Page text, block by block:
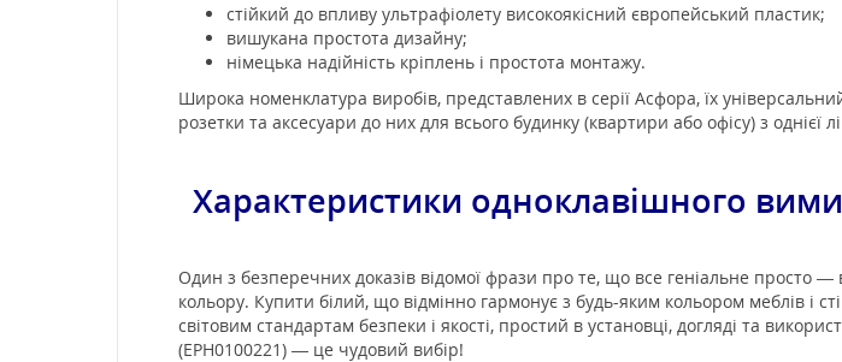
стійкий до впливу ультрафіолету високоякісний європейський пластик;
вишукана простота дизайну;
німецька надійність кріплень і простота монтажу.
Широка номенклатура виробів, представлених в серії Асфора, їх
розетки та аксесуари до них для всього будинку (квартири або офісу) з однієї
Характеристики одноклавішного
Один з безперечних доказів відомої фрази про те, що все геніальне просто
кольору. Купити білий, що відмінно гармонує з будь-яким кольором меблів і
світовим стандартам безпеки і якості, простий в установці, догляді та
(EPH0100221) — це чудовий вибір!